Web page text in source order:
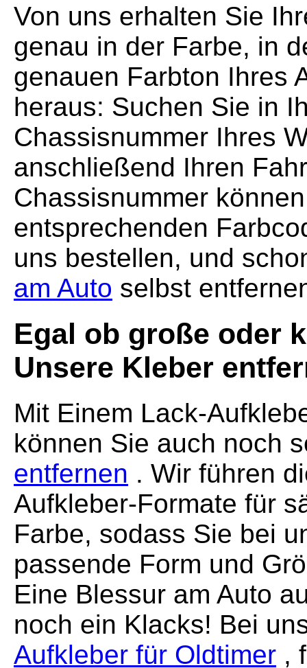
Von uns erhalten Sie
genau in der Farbe, in
genauen Farbton Ihres
heraus: Suchen Sie in
Chassisnummer Ihres
anschließend Ihren
Chassisnummer
entsprechenden
uns bestellen, und
am Auto selbst
Egal ob große oder
Unsere Kleber
Mit Einem Lack-
können Sie auch noch
entfernen . Wir führen
Aufkleber-Formate für
Farbe, sodass Sie bei
passende Form und
Eine Blessur am Auto
noch ein Klacks! Bei
Aufkleber für Oldtimer ,